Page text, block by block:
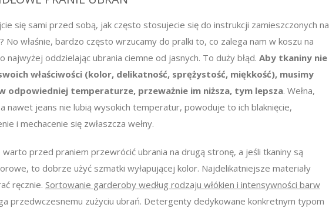
się sami przed sobą, jak często stosujecie się do instrukcji zamieszczonych na
No właśnie, bardzo często wrzucamy do pralki to, co zalega nam w koszu na
najwyżej oddzielając ubrania ciemne od jasnych. To duży błąd. Aby tkaniny nie
właściwości (kolor, delikatność, sprężystość, miękkość), musimy
odpowiedniej temperaturze, przeważnie im niższa, tym lepsza. Wełna,
nawet jeans nie lubią wysokich temperatur, powoduje to ich blaknięcie,
i mechacenie się zwłaszcza wełny.
warto przed praniem przewrócić ubrania na drugą stronę, a jeśli tkaniny są
to dobrze użyć szmatki wyłapującej kolor. Najdelikatniejsze materiały
ręcznie. Sortowanie garderoby według rodzaju włókien i intensywności barw
przedwczesnemu zużyciu ubrań. Detergenty dedykowane konkretnym typom